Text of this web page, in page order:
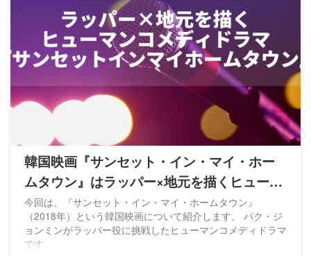
韓国映画『サンセット・イン・マイ・ホー
ムタウン』はラッパー×地元を描くヒューマ
ンコメディ
今回は、『サンセット・イン・マイ・ホームタウン』
（2018年）という韓国映画について紹介します。 パク・ジ
ョンミンがラッパー役に挑戦したヒューマンコメディドラマ
です。